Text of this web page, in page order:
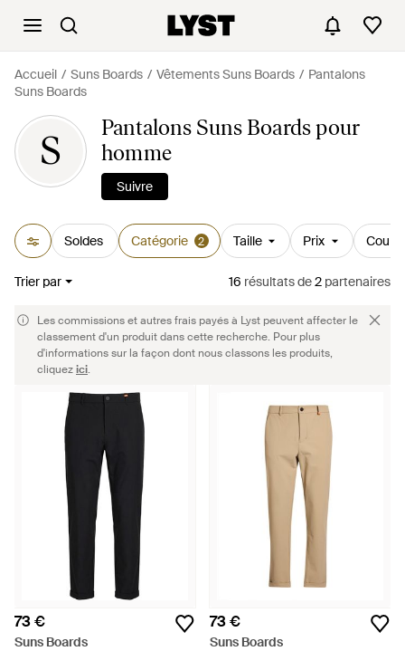
Accueil Suns Boards Vêtements Suns Boards
Pantalons
Suns Boards
S
Pantalons Suns Boards pour
homme
Suivre
Soldes Catégorie 2 Taille Prix
Trier par 16 résultatsde2 partenaires
Les commissions et autres frais payés à Lyst peuvent affecter le
classement d'un produit dans cette recherche. Pour plus
d'informations sur la façon dont nous classons les produits,
cliquezici.
73 €
Suns Boards
73 €
Suns Boards